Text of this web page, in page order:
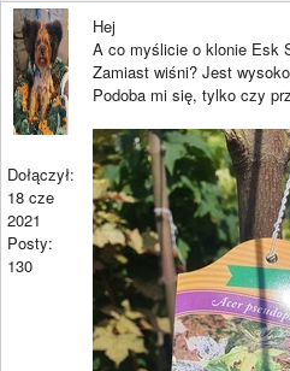
Dołączył:
18 cze
2021
Posty:
130
Hej
A co myślicie o klonie Esk
Zamiast wiśni? Jest
Podoba mi się, tylko czy